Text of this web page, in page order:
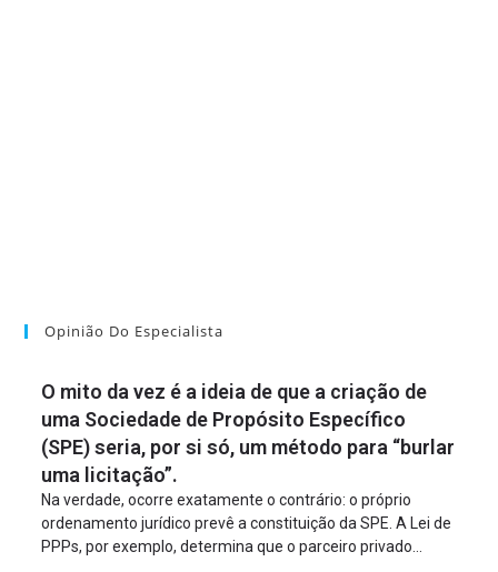
Opinião Do Especialista
O mito da vez é a ideia de que a criação de
uma Sociedade de Propósito Específico
(SPE) seria, por si só, um método para “burlar
uma licitação”.
Na verdade, ocorre exatamente o contrário: o próprio
ordenamento jurídico prevê a constituição da SPE. A Lei de
PPPs, por exemplo, determina que o parceiro privado